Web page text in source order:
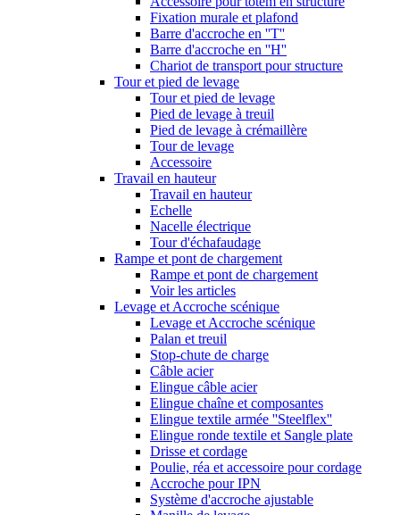
Fixation murale et plafond
Barre d'accroche en ''T''
Barre d'accroche en ''H''
Chariot de transport pour structure
Tour et pied de levage
Tour et pied de levage
Pied de levage à treuil
Pied de levage à crémaillère
Tour de levage
Accessoire
Travail en hauteur
Travail en hauteur
Echelle
Nacelle électrique
Tour d'échafaudage
Rampe et pont de chargement
Rampe et pont de chargement
Voir les articles
Levage et Accroche scénique
Levage et Accroche scénique
Palan et treuil
Stop-chute de charge
Câble acier
Elingue câble acier
Elingue chaîne et composantes
Elingue textile armée ''Steelflex''
Elingue ronde textile et Sangle plate
Drisse et cordage
Poulie, réa et accessoire pour cordage
Accroche pour IPN
Système d'accroche ajustable